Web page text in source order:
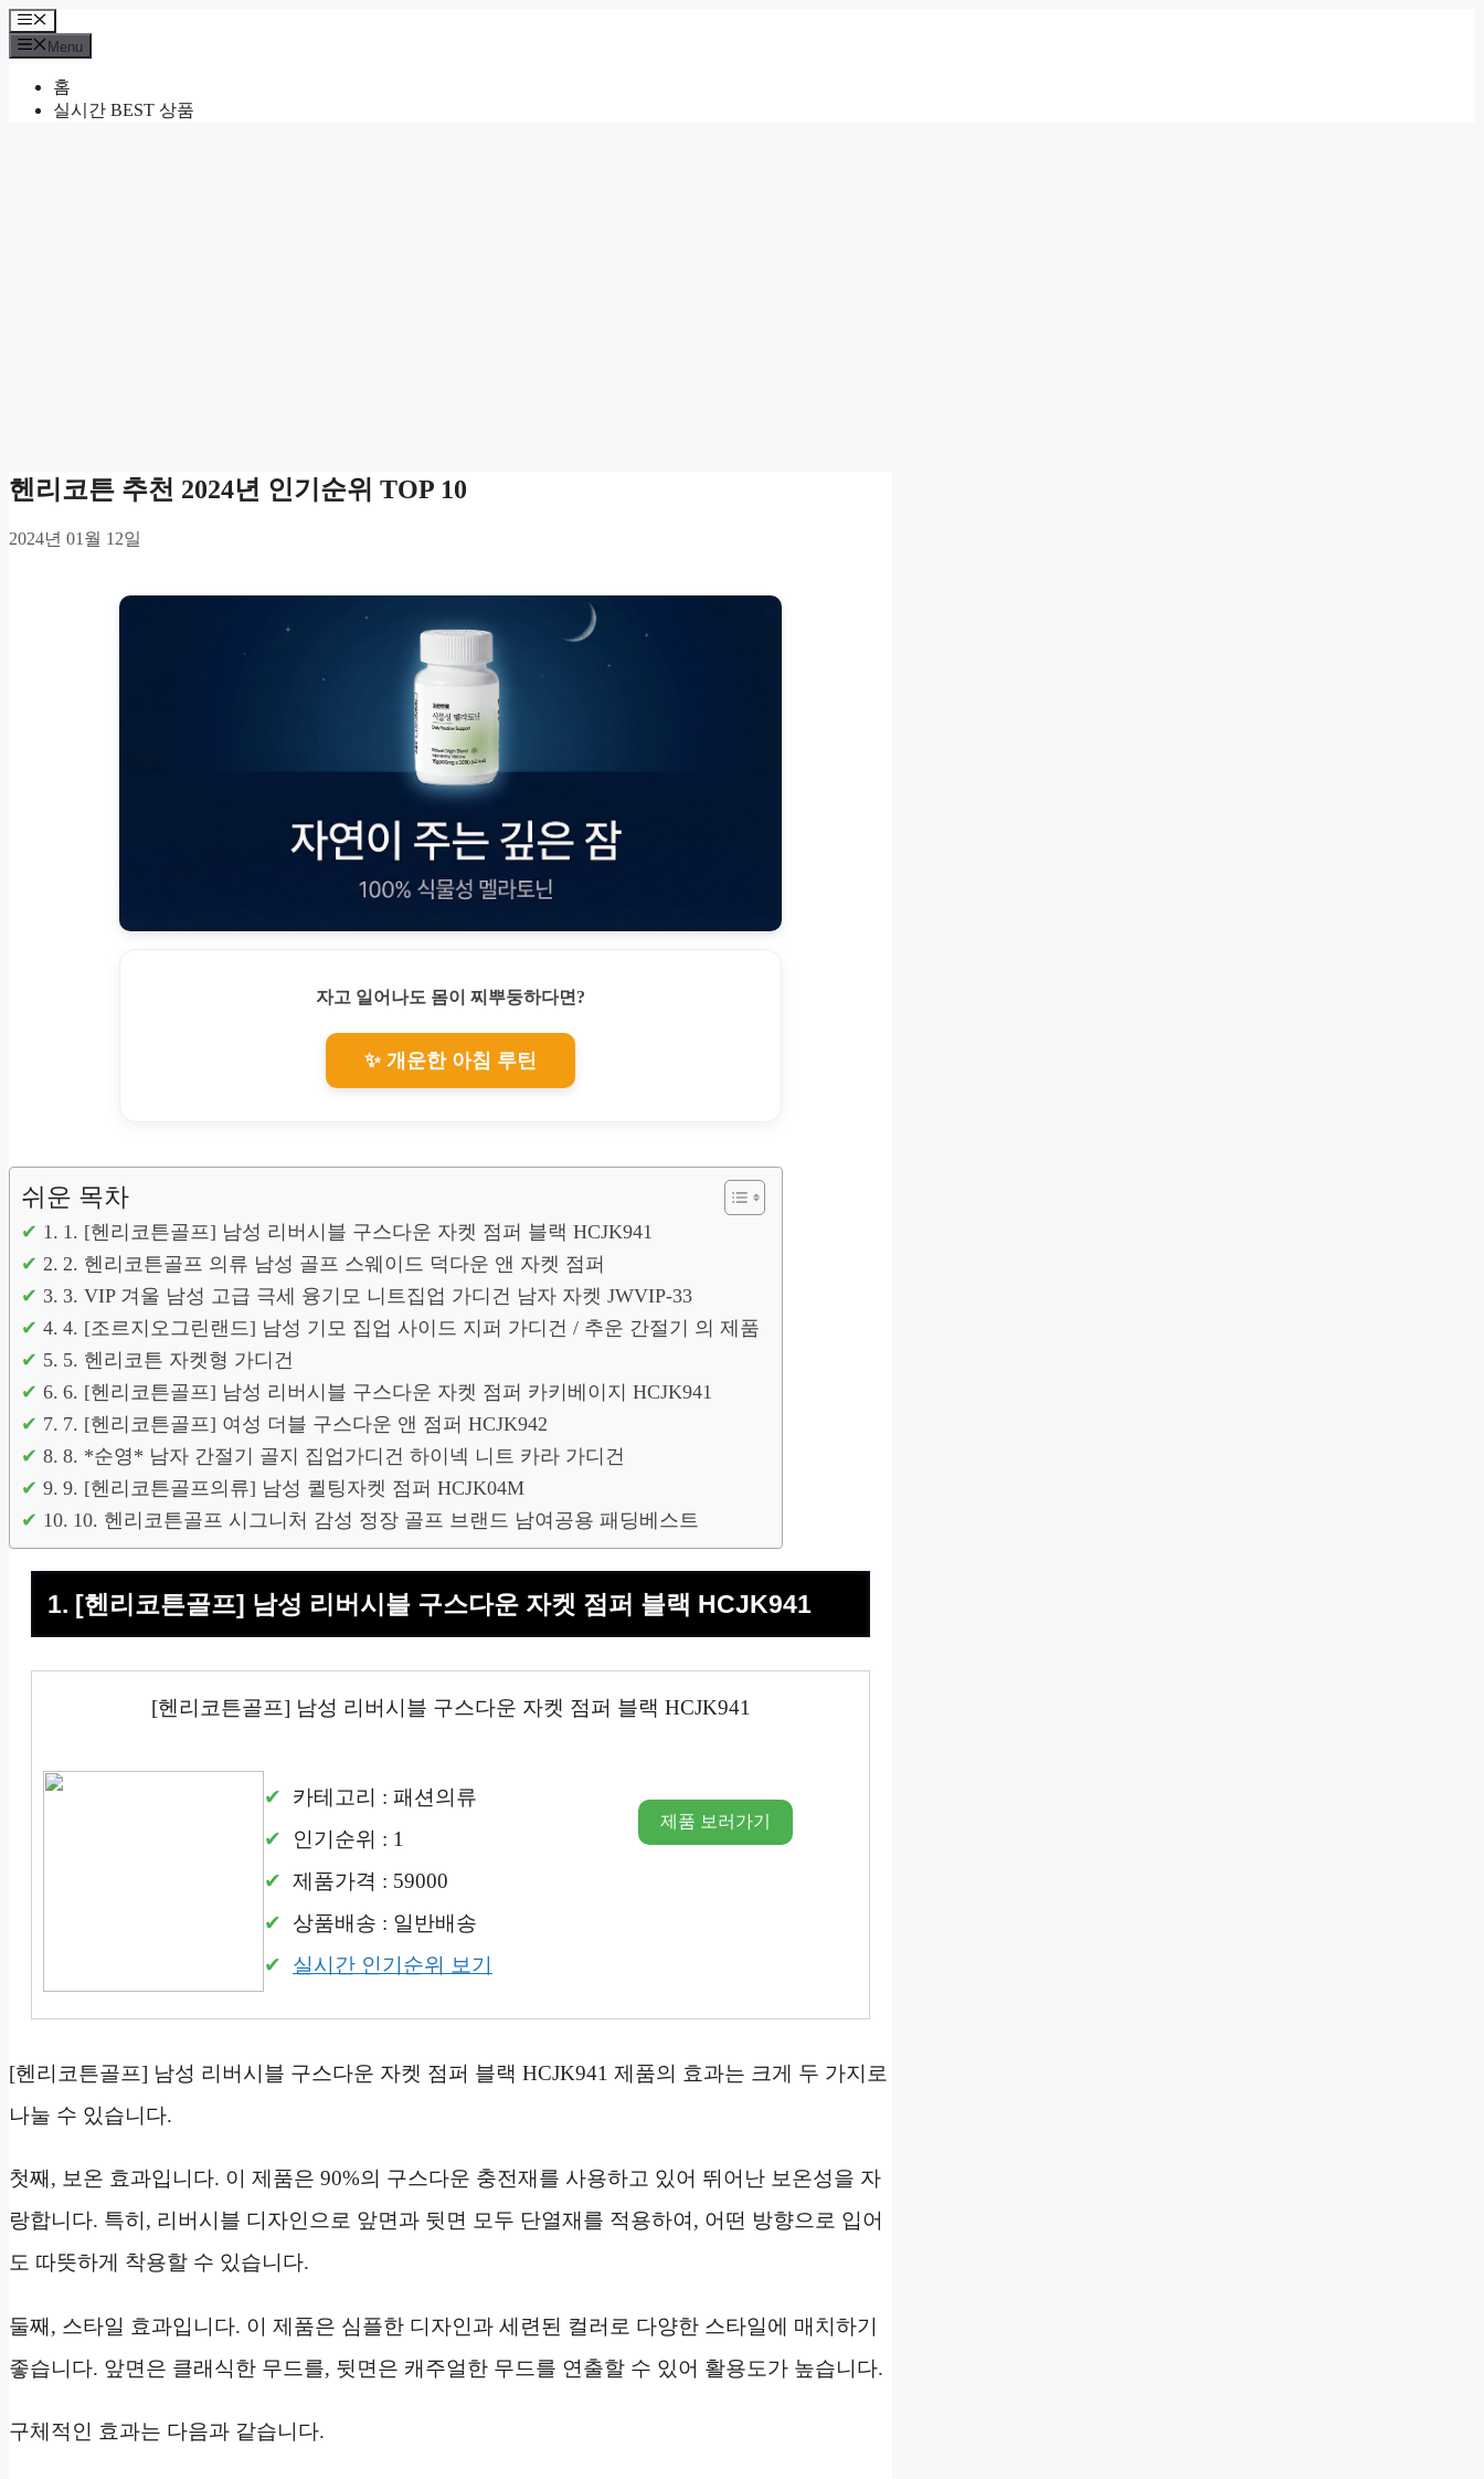
Skip
to
content
Menu
Menu
홈
실시간 BEST 상품
헨리코튼 추천 2024년 인기순위 TOP 10
2024년 01월 12일
자고 일어나도 몸이 찌뿌둥하다면?
✨ 개운한 아침 루틴
쉬운 목차
1. [헨리코튼골프] 남성 리버시블 구스다운 자켓 점퍼 블랙 HCJK941
2. 헨리코튼골프 의류 남성 골프 스웨이드 덕다운 앤 자켓 점퍼
3. VIP 겨울 남성 고급 극세 융기모 니트집업 가디건 남자 자켓 JWVIP-33
4. [조르지오그린랜드] 남성 기모 집업 사이드 지퍼 가디건 / 추운 간절기 의 제품
5. 헨리코튼 자켓형 가디건
6. [헨리코튼골프] 남성 리버시블 구스다운 자켓 점퍼 카키베이지 HCJK941
7. [헨리코튼골프] 여성 더블 구스다운 앤 점퍼 HCJK942
8. *순영* 남자 간절기 골지 집업가디건 하이넥 니트 카라 가디건
9. [헨리코튼골프의류] 남성 퀼팅자켓 점퍼 HCJK04M
10. 헨리코튼골프 시그니처 감성 정장 골프 브랜드 남여공용 패딩베스트
1. [헨리코튼골프] 남성 리버시블 구스다운 자켓 점퍼 블랙 HCJK941
[헨리코튼골프] 남성 리버시블 구스다운 자켓 점퍼 블랙 HCJK941
카테고리 : 패션의류
인기순위 : 1
제품가격 : 59000
상품배송 : 일반배송
실시간 인기순위 보기
제품 보러가기
[헨리코튼골프] 남성 리버시블 구스다운 자켓 점퍼 블랙 HCJK941 제품의 효과는 크게 두 가지로
나눌 수 있습니다.
첫째, 보온 효과입니다. 이 제품은 90%의 구스다운 충전재를 사용하고 있어 뛰어난 보온성을 자
랑합니다. 특히, 리버시블 디자인으로 앞면과 뒷면 모두 단열재를 적용하여, 어떤 방향으로 입어
도 따뜻하게 착용할 수 있습니다.
둘째, 스타일 효과입니다. 이 제품은 심플한 디자인과 세련된 컬러로 다양한 스타일에 매치하기
좋습니다. 앞면은 클래식한 무드를, 뒷면은 캐주얼한 무드를 연출할 수 있어 활용도가 높습니다.
구체적인 효과는 다음과 같습니다.